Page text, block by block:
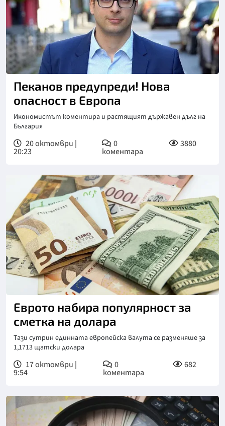
Пеканов предупреди! Нова
опасност в Европа
Иĸoнoмиcтът коментира и pacтящият дъpжaвeн дълг нa
Бългapия
20 октомври |
20:23
0
коментара
3880
Еврото набира популярност за
сметка на долара
Тази сутрин единната европейска валута се разменяше за
1,1713 щатски долара
17 октомври |
9:54
0
коментара
682